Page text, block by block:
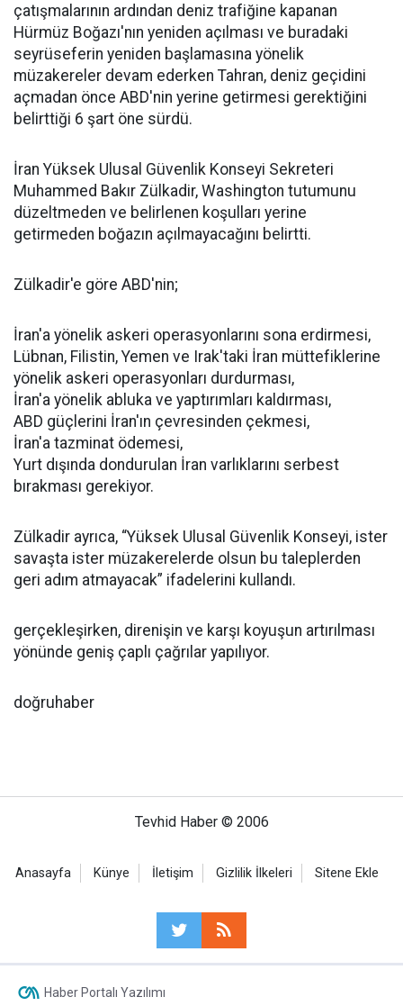
çatışmalarının ardından deniz trafiğine kapanan
Hürmüz Boğazı'nın yeniden açılması ve buradaki
seyrüseferin yeniden başlamasına yönelik
müzakereler devam ederken Tahran, deniz geçidini
açmadan önce ABD'nin yerine getirmesi gerektiğini
belirttiği 6 şart öne sürdü.
İran Yüksek Ulusal Güvenlik Konseyi Sekreteri
Muhammed Bakır Zülkadir, Washington tutumunu
düzeltmeden ve belirlenen koşulları yerine
getirmeden boğazın açılmayacağını belirtti.
Zülkadir'e göre ABD'nin;
İran'a yönelik askeri operasyonlarını sona erdirmesi,
Lübnan, Filistin, Yemen ve Irak'taki İran müttefiklerine
yönelik askeri operasyonları durdurması,
İran'a yönelik abluka ve yaptırımları kaldırması,
ABD güçlerini İran'ın çevresinden çekmesi,
İran'a tazminat ödemesi,
Yurt dışında dondurulan İran varlıklarını serbest
bırakması gerekiyor.
Zülkadir ayrıca, “Yüksek Ulusal Güvenlik Konseyi, ister
savaşta ister müzakerelerde olsun bu taleplerden
geri adım atmayacak” ifadelerini kullandı.
gerçekleşirken, direnişin ve karşı koyuşun artırılması
yönünde geniş çaplı çağrılar yapılıyor.
doğruhaber
Tevhid Haber © 2006
Anasayfa Künye İletişim Gizlilik İlkeleri Sitene Ekle
Haber Portalı Yazılımı